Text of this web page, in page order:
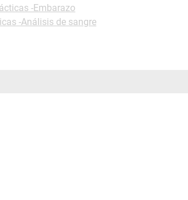
-Embarazo
-Análisis de sangre